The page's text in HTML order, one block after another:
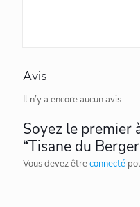
Avis
Il n’y a encore aucun avis
Soyez le premier
“Tisane du
Vous devez êtreconnecté